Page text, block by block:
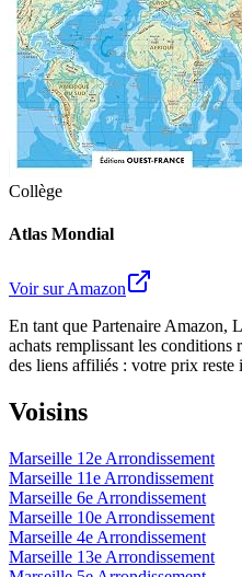
Collège
Atlas Mondial
Voir sur Amazon
En tant que Partenaire Amazon,
achats remplissant les conditions
des liens affiliés : votre prix reste
Voisins
Marseille 12e Arrondissement
Marseille 11e Arrondissement
Marseille 6e Arrondissement
Marseille 10e Arrondissement
Marseille 4e Arrondissement
Marseille 13e Arrondissement